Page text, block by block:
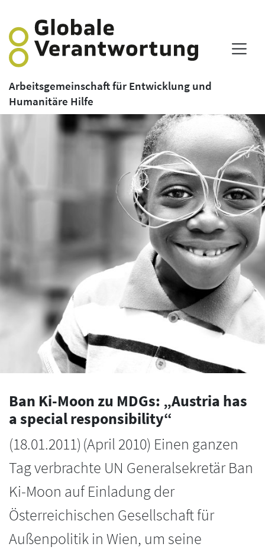
Arbeitsgemeinschaft für Entwicklung und
Humanitäre Hilfe
Ban Ki-Moon zu MDGs: „Austria has
a special responsibility“
(18.01.2011) (April 2010) Einen ganzen
Tag verbrachte UN Generalsekretär Ban
Ki-Moon auf Einladung der
Österreichischen Gesellschaft für
Außenpolitik in Wien, um seine